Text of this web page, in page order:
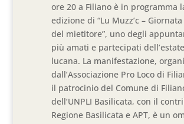
ore 20 a Filiano è in programma
edizione di “Lu Muzz’c –
del mietitore”, uno degli
più amati e partecipati dell’estate
lucana. La manifestazione,
dall’Associazione Pro Loco di
il patrocinio del Comune di
dell’UNPLI Basilicata, con il
Regione Basilicata e APT, è un